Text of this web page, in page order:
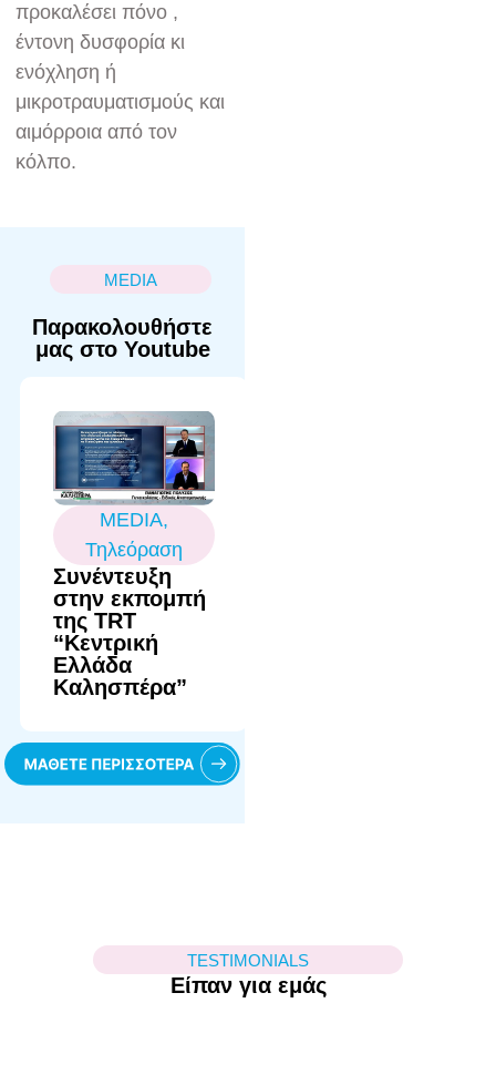
προκαλέσει πόνο ,
έντονη δυσφορία κι
ενόχληση ή
μικροτραυματισμούς και
αιμόρροια από τον
κόλπο.
MEDIA
Παρακολουθήστε
μας στο Youtube
MEDIA,
Τηλεόραση
Συνέντευξη
στην εκπομπή
της TRT
“Κεντρική
Ελλάδα
Καλησπέρα”
TESTIMONIALS
Είπαν για εμάς